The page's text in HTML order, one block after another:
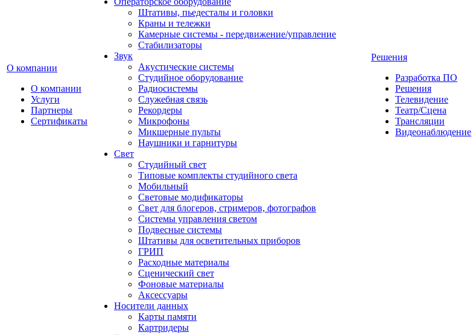
О компании
О компании
Услуги
Партнеры
Сертификаты
Штативы, пьедесталы и головки
Краны и тележки
Камерные системы - передвижение/управление
Стабилизаторы
Звук
Акустические системы
Студийное оборудование
Радиосистемы
Служебная связь
Рекордеры
Микрофоны
Микшерные пульты
Наушники и гарнитуры
Свет
Студийный свет
Типовые комплекты студийного света
Мобильный
Световые модификаторы
Свет для блогеров, стримеров, фотографов
Системы управления светом
Подвесные системы
Штативы для осветительных приборов
ГРИП
Расходные материалы
Сценический свет
Фоновые материалы
Аксессуары
Носители данных
Карты памяти
Картридеры
Решения
Разработка ПО
Решения
Телевидение
Театр/Сцена
Трансляции
Видеонаблюдение